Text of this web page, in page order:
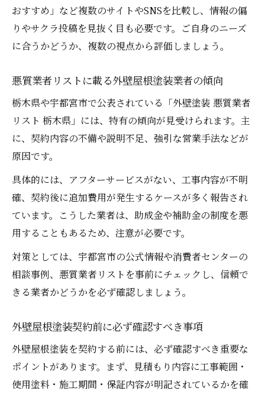
おすすめ」など複数のサイトやSNSを比較し、情報の偏
りやサクラ投稿を見抜く目も必要です。ご自身のニーズ
に合うかどうか、複数の視点から評価しましょう。
悪質業者リストに載る外壁屋根塗装業者の傾向
栃木県や宇都宮市で公表されている「外壁塗装 悪質業者
リスト 栃木県」には、特有の傾向が見受けられます。主
に、契約内容の不備や説明不足、強引な営業手法などが
原因です。
具体的には、アフターサービスがない、工事内容が不明
確、契約後に追加費用が発生するケースが多く報告され
ています。こうした業者は、助成金や補助金の制度を悪
用することもあるため、注意が必要です。
対策としては、宇都宮市の公式情報や消費者センターの
相談事例、悪質業者リストを事前にチェックし、信頼で
きる業者かどうかを必ず確認しましょう。
外壁屋根塗装契約前に必ず確認すべき事項
外壁屋根塗装を契約する前には、必ず確認すべき重要な
ポイントがあります。まず、見積もり内容に工事範囲・
使用塗料・施工期間・保証内容が明記されているかを確